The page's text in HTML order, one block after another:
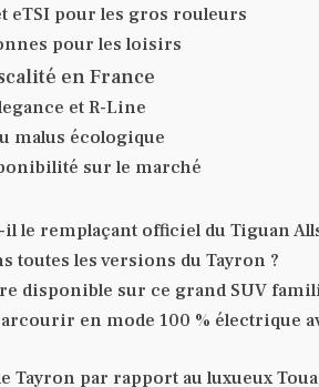
eTSI pour les gros rouleurs
pour les loisirs
en France
et R-Line
malus écologique
sur le marché
il le remplaçant officiel du Tiguan
toutes les versions du Tayron ?
disponible sur ce grand SUV
en mode 100 % électrique
Tayron par rapport au luxueux